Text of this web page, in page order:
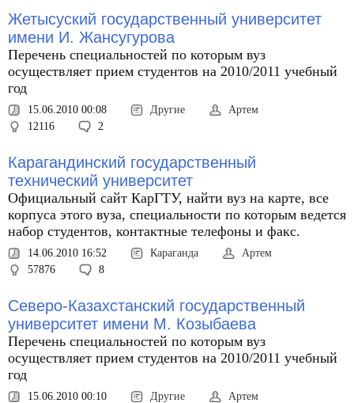
Жетысуский государственный университет
имени И. Жансугурова
Перечень специальностей по которым вуз
осуществляет прием студентов на 2010/2011 учебный
год
15.06.2010 00:08 Другие
Артем
12116
2
Карагандинский государственный
технический университет
Официальный сайт КарГТУ, найти вуз на карте, все
корпуса этого вуза, специальности по которым ведется
набор студентов, контактные телефоны и факс.
14.06.2010 16:52 Караганда
Артем
57876
8
Северо-Казахстанский государственный
университет имени М. Козыбаева
Перечень специальностей по которым вуз
осуществляет прием студентов на 2010/2011 учебный
год
15.06.2010 00:10 Другие
Артем